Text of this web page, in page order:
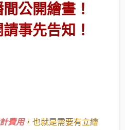
公開繪畫！
事先告知！
費用，也就是需要有立繪